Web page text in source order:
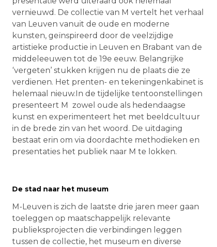
vernieuwd. De collectie van M vertelt het verhaal
van Leuven vanuit de oude en moderne
kunsten, geïnspireerd door de veelzijdige
artistieke productie in Leuven en Brabant van de
middeleeuwen tot de 19e eeuw. Belangrijke
‘vergeten’ stukken krijgen nu de plaats die ze
verdienen. Het prenten- en tekeningenkabinet is
helemaal nieuw.In de tijdelijke tentoonstellingen
presenteert M zowel oude als hedendaagse
kunst en experimenteert het met beeldcultuur
in de brede zin van het woord. De uitdaging
bestaat erin om via doordachte methodieken en
presentaties het publiek naar M te lokken.
De stad naar het museum
M-Leuven is zich de laatste drie jaren meer gaan
toeleggen op maatschappelijk relevante
publieksprojecten die verbindingen leggen
tussen de collectie, het museum en diverse